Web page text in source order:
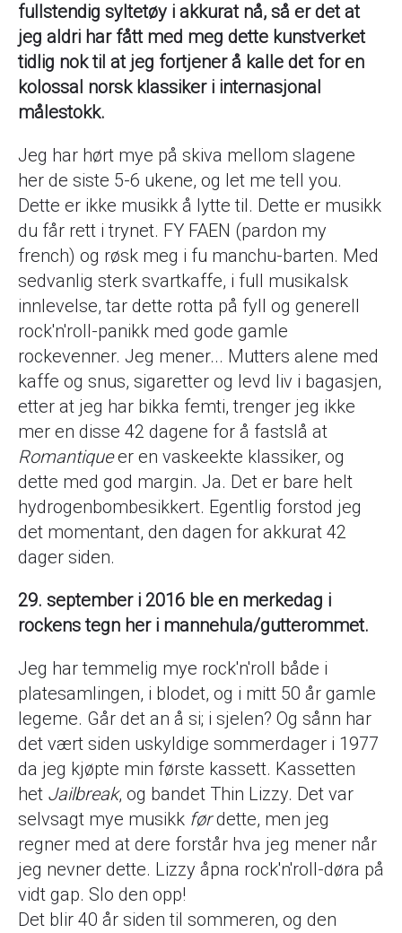
fullstendig syltetøy i akkurat nå, så er det at
jeg aldri har fått med meg dette kunstverket
tidlig nok til at jeg fortjener å kalle det for en
kolossal norsk klassiker i internasjonal
målestokk.
Jeg har hørt mye på skiva mellom slagene
her de siste 5-6 ukene, og let me tell you.
Dette er ikke musikk å lytte til. Dette er musikk
du får rett i trynet. FY FAEN (pardon my
french) og røsk meg i fu manchu-barten. Med
sedvanlig sterk svartkaffe, i full musikalsk
innlevelse, tar dette rotta på fyll og generell
rock'n'roll-panikk med gode gamle
rockevenner. Jeg mener... Mutters alene med
kaffe og snus, sigaretter og levd liv i bagasjen,
etter at jeg har bikka femti, trenger jeg ikke
mer en disse 42 dagene for å fastslå at
Romantiqueer en vaskeekte klassiker, og
dette med god margin. Ja. Det er bare helt
hydrogenbombesikkert. Egentlig forstod jeg
det momentant, den dagen for akkurat 42
dager siden.
29. september i 2016 ble en merkedag i
rockens tegn her i mannehula/gutterommet.
Jeg har temmelig mye rock'n'roll både i
platesamlingen, i blodet, og i mitt 50 år gamle
legeme. Går det an å si; i sjelen? Og sånn har
det vært siden uskyldige sommerdager i 1977
da jeg kjøpte min første kassett. Kassetten
het Jailbreak, og bandet Thin Lizzy. Det var
selvsagt mye musikk førdette, men jeg
regner med at dere forstår hva jeg mener når
jeg nevner dette. Lizzy åpna rock'n'roll-døra på
vidt gap. Slo den opp!
Det blir 40 år siden til sommeren, og den